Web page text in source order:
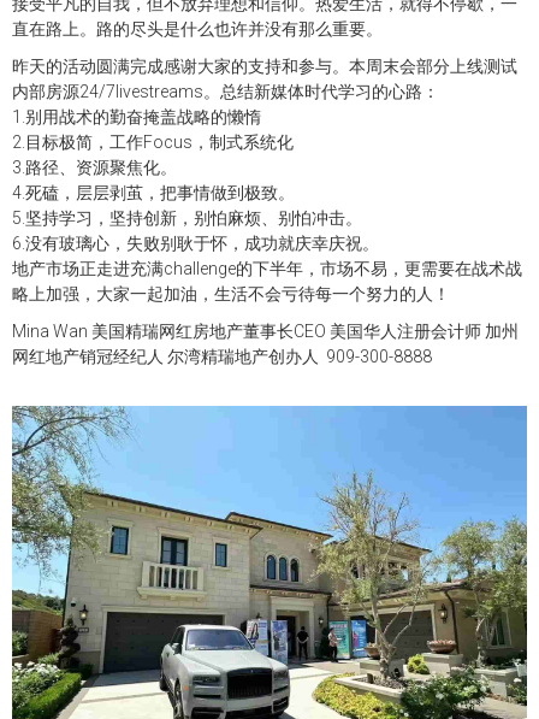
直在路上。路的尽头是什么也许并没有那么重要。
昨天的活动圆满完成感谢大家的支持和参与。本周末会部分上线测试
内部房源24/7livestreams。总结新媒体时代学习的心路：
1.别用战术的勤奋掩盖战略的懒惰
2.目标极简，工作Focus，制式系统化
3.路径、资源聚焦化。
4.死磕，层层剥茧，把事情做到极致。
5.坚持学习，坚持创新，别怕麻烦、别怕冲击。
6.没有玻璃心，失败别耿于怀，成功就庆幸庆祝。
地产市场正走进充满challenge的下半年，市场不易，更需要在战术战
略上加强，大家一起加油，生活不会亏待每一个努力的人！
Mina Wan 美国精瑞网红房地产董事长CEO 美国华人注册会计师 加州
网红地产销冠经纪人 尔湾精瑞地产创办人 909-300-8888